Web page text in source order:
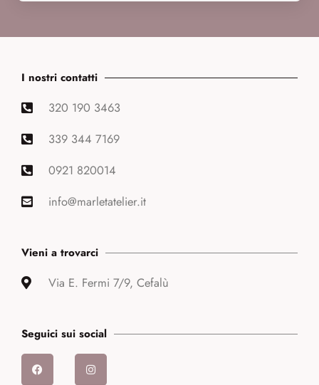
I nostri contatti
320 190 3463
339 344 7169
0921 820014
info@marletatelier.it
Vieni a trovarci
Via E. Fermi 7/9, Cefalù
Seguici sui social
F
a
c
I
n
s